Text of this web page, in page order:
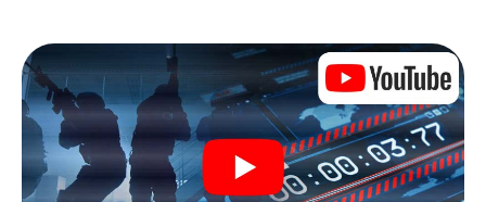
dubioser Doppelagent und so manche Information als
bewusst gelegte falsche Fährte. Seien Sie auf der Hut,
ziehen Sie die richtigen Schlüsse und vor allem: Vertrauen
Sie niemandem!
Anders als in einem klassischen Escape Room in North
Shields Tynemouth sind Sie also nicht in ein Zimmer